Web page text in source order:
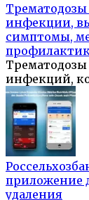
инфекции,
симптомы,
Трематодозы
инфекций,
приложение
удаления